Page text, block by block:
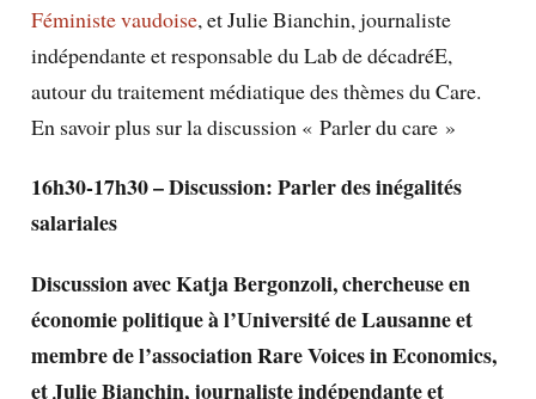
Féministe vaudoise, et Julie Bianchin, journaliste
indépendante et responsable du Lab de décadréE,
autour du traitement médiatique des thèmes du Care.
En savoir plus sur la discussion « Parler du care »
16h30-17h30 –Discussion: Parler des inégalités
salariales
Discussion avec Katja Bergonzoli, chercheuse en
économie politique à l’Université de Lausanne et
membre de l’association Rare Voices in Economics,
et Julie Bianchin, journaliste indépendante et